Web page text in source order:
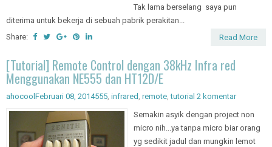
Tak lama berselang saya pun
diterima untuk bekerja di sebuah pabrik perakitan...
Share:
Read More
[Tutorial] Remote Control dengan 38kHz Infra red
Menggunakan NE555 dan HT12D/E
ahocool Februari 08, 2014555, infrared , remote,tutorial 2 komentar
Semakin asyik dengan project non
micro nih...ya tanpa micro biar orang
yg sedikit jadul dan mungkin lemot